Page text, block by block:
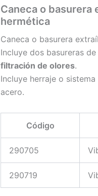
Caneca o
hermética
Caneca o basurera
Incluye dos basureras
filtración de olores.
Incluye herraje o
acero.
Código
290705
290719